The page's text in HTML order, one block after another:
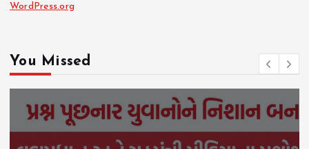
WordPress.org
You Missed